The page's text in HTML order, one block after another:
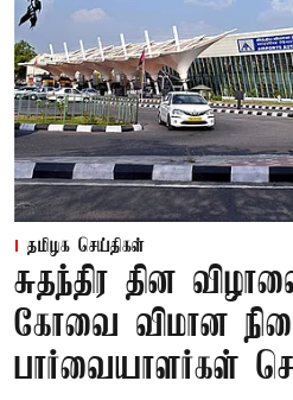
தமிழக செய்திகள்
சுதந்திர தின
கோவை விமான
பார்வையாளர்கள்